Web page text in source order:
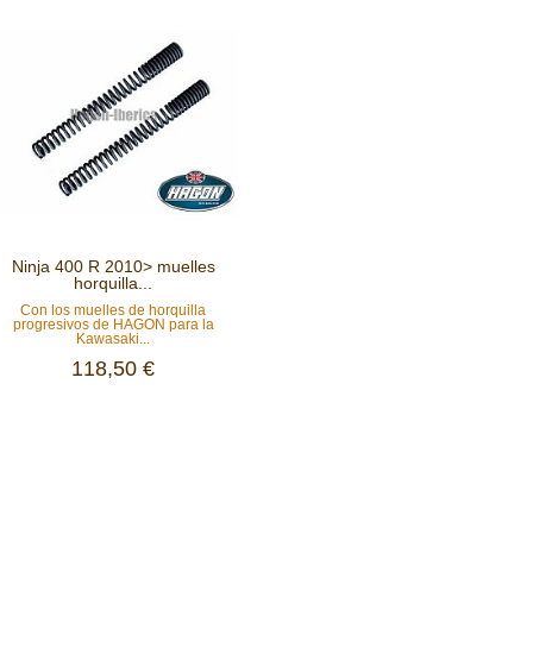
Ninja 400 R 2010> muelles
horquilla...
Con los muelles de horquilla
progresivos de HAGON para la
Kawasaki...
118,50 €